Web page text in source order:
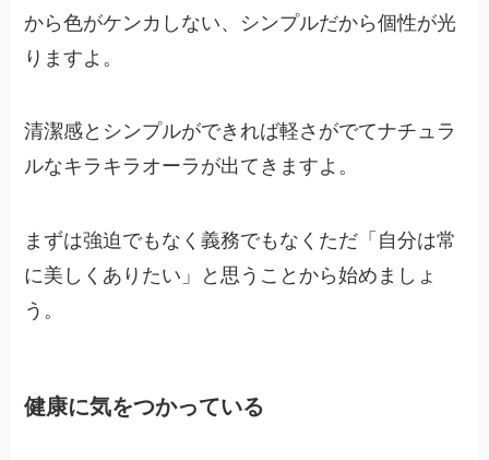
から色がケンカしない、シンプルだから個性が光
りますよ。
清潔感とシンプルができれば軽さがでてナチュラ
ルなキラキラオーラが出てきますよ。
まずは強迫でもなく義務でもなくただ「自分は常
に美しくありたい」と思うことから始めましょ
う。
健康に気をつかっている